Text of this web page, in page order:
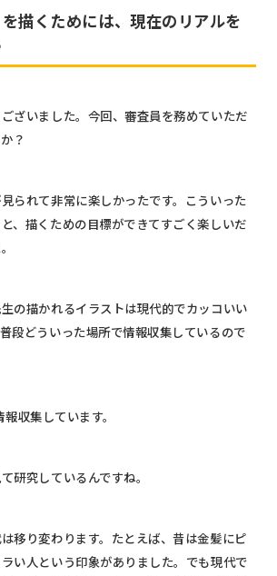
を描くためには、現在のリアルを
ざいました。今回、審査員を務めていただ
？
られて非常に楽しかったです。こういった
、描くための目標ができてすごく楽しいだ
の描かれるイラストは現代的でカッコいい
段どういった場所で情報収集しているので
収集 しています。
研究しているんですね。
移り変わります。たとえば、昔は金髪にピ
い人という印象がありました。でも現代で